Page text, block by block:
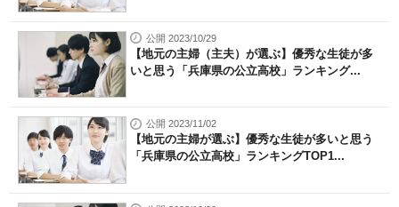
公開 2023/10/29
【地元の主婦（主夫）が選ぶ】優秀な生徒が多
いと思う「兵庫県の公立高校」ランキング...
公開 2023/11/02
【地元の主婦が選ぶ】優秀な生徒が多いと思う
「兵庫県の公立高校」ランキングTOP1...